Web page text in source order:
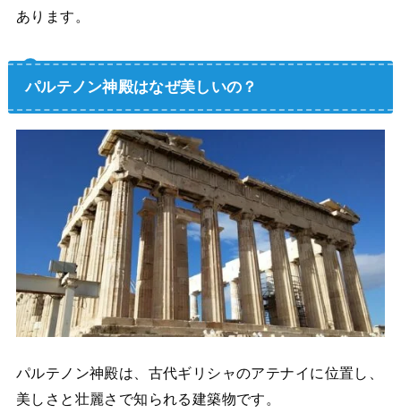
あります。
パルテノン神殿はなぜ美しいの？
パルテノン神殿は、古代ギリシャのアテナイに位置し、
美しさと壮麗さで知られる建築物です。